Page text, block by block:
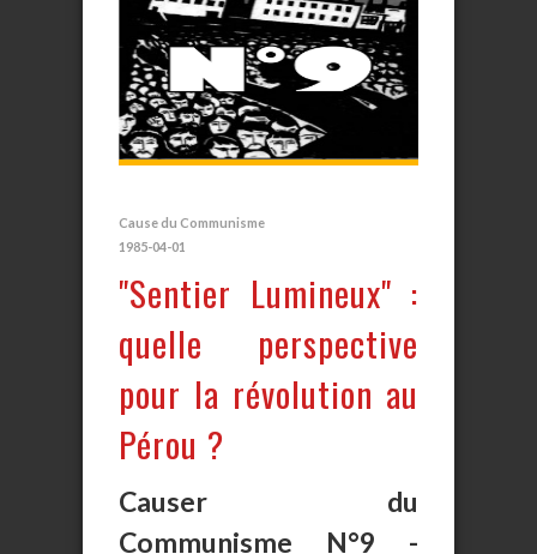
Cause du Communisme
1985-04-01
"Sentier Lumineux" :
quelle perspective
pour la révolution au
Pérou ?
Causer du
Communisme N°9 -